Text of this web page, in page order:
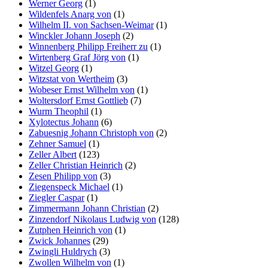
Werner Georg (1)
Wildenfels Anarg von (1)
Wilhelm II. von Sachsen-Weimar(1)
Winckler Johann Joseph (2)
Winnenberg Philipp Freiherr zu (1)
Wirtenberg Graf Jörg von (1)
Witzel Georg (1)
Witzstat von Wertheim (3)
Wobeser Ernst Wilhelm von (1)
Woltersdorf Ernst Gottlieb (7)
Wurm Theophil (1)
Xylotectus Johann (6)
Zabuesnig Johann Christoph von (2)
Zehner Samuel (1)
Zeller Albert (123)
Zeller Christian Heinrich (2)
Zesen Philipp von (3)
Ziegenspeck Michael (1)
Ziegler Caspar(1)
Zimmermann Johann Christian (2)
Zinzendorf Nikolaus Ludwig von (128)
Zutphen Heinrich von (1)
Zwick Johannes (29)
Zwingli Huldrych (3)
Zwollen Wilhelm von (1)